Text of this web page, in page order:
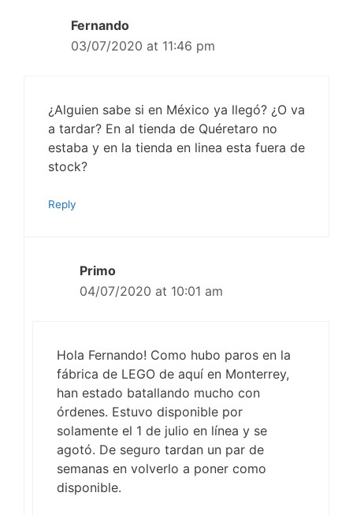
Fernando
03/07/2020 at 11:46 pm
¿Alguien sabe si en México ya llegó? ¿O va
a tardar? En al tienda de Quéretaro no
estaba y en la tienda en linea esta fuera de
stock?
Reply
Primo
04/07/2020 at 10:01 am
Hola Fernando! Como hubo paros en la
fábrica de LEGO de aquí en Monterrey,
han estado batallando mucho con
órdenes. Estuvo disponible por
solamente el 1 de julio en línea y se
agotó. De seguro tardan un par de
semanas en volverlo a poner como
disponible.